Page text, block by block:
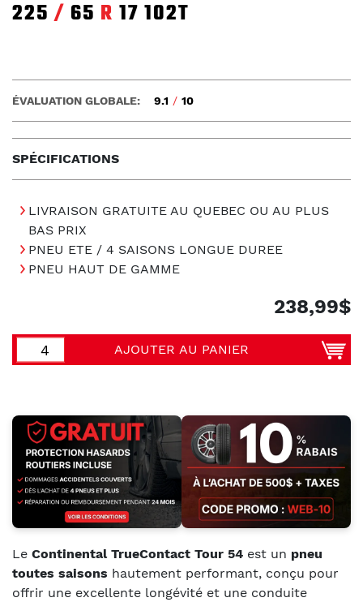
225 / 65 R 17 102T
SPÉCIFICATIONS
ÉVALUATION GLOBALE: 9.1 / 10
LIVRAISON GRATUITE AU QUEBEC OU AU PLUS
BAS PRIX
PNEU ETE / 4 SAISONS LONGUE DUREE
PNEU HAUT DE GAMME
238,99$
AJOUTER AU PANIER
Le Continental TrueContact Tour 54 est un pneu
toutes saisons hautement performant, conçu pour
offrir une excellente longévité et une conduite